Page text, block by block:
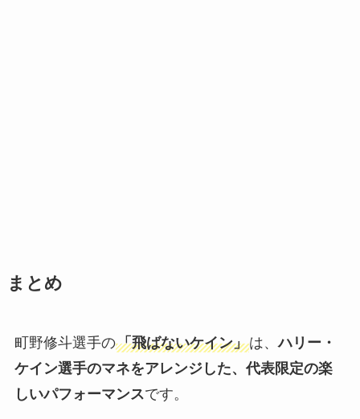
まとめ
町野修斗選手の「飛ばないケイン」は、ハリー・
ケイン選手のマネをアレンジした、代表限定の楽
しいパフォーマンスです。